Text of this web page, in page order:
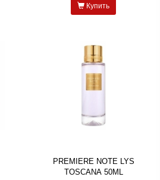
Купить
PREMIERE NOTE LYS
TOSCANA 50ML